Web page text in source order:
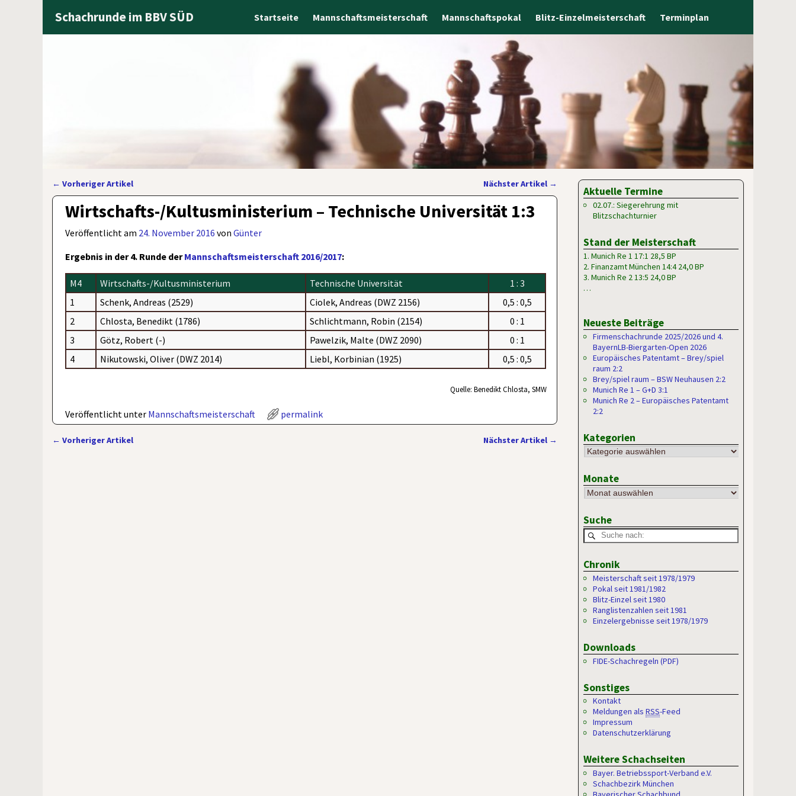
Schachrunde im BBV SÜD Startseite Mannschaftsmeisterschaft Mannschaftspokal Blitz-Einzelmeisterschaft Terminplan
Artikelnavigation
← Vorheriger Artikel Nächster Artikel →
Wirtschafts-/Kultusministerium – Technische Universität 1:3
Veröffentlicht am 24. November 2016 vonGünter
Ergebnis in der 4. Runde derMannschaftsmeisterschaft 2016/2017:
M4 Wirtschafts-/Kultusministerium Technische Universität
1 : 3
1
Schenk, Andreas (2529) Ciolek, Andreas (DWZ 2156)
0,5 : 0,5
2
Chlosta, Benedikt (1786) Schlichtmann, Robin (2154)
0 : 1
3
Götz, Robert (-) Pawelzik, Malte (DWZ 2090)
0 : 1
4
Nikutowski, Oliver (DWZ 2014) Liebl, Korbinian (1925) 0,5 : 0,5
Quelle: Benedikt Chlosta, SMW
Veröffentlicht unter Mannschaftsmeisterschaft permalink
← Vorheriger Artikel Nächster Artikel →
Aktuelle Termine
02.07.: Siegerehrung mit
Blitzschachturnier
Stand der Meisterschaft
1. Munich Re 1 17:1 28,5 BP
2. Finanzamt München 14:4 24,0 BP
3. Munich Re 2 13:5 24,0 BP
…
Neueste Beiträge
Firmenschachrunde 2025/2026 und 4.
BayernLB-Biergarten-Open 2026
Europäisches Patentamt – Brey/spiel
raum 2:2
Brey/spiel raum – BSW Neuhausen 2:2
Munich Re 1 – G+D 3:1
Munich Re 2 – Europäisches Patentamt
2:2
Kategorien
Monate
Suche
Chronik
Meisterschaft seit 1978/1979
Pokal seit 1981/1982
Blitz-Einzel seit 1980
Ranglistenzahlen seit 1981
Einzelergebnisse seit 1978/1979
Downloads
FIDE-Schachregeln (PDF)
Sonstiges
Kontakt
Meldungen alsRSS-Feed
Impressum
Datenschutzerklärung
Weitere Schachseiten
Bayer. Betriebssport-Verband e.V.
Schachbezirk München